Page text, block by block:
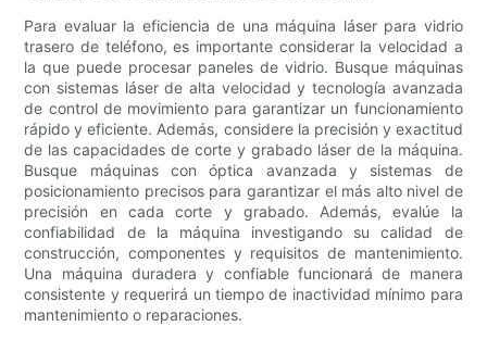
Para evaluar la eficiencia de una máquina láser para vidrio
trasero de teléfono, es importante considerar la velocidad a
la que puede procesar paneles de vidrio. Busque máquinas
con sistemas láser de alta velocidad y tecnología avanzada
de control de movimiento para garantizar un funcionamiento
rápido y eficiente. Además, considere la precisión y exactitud
de las capacidades de corte y grabado láser de la máquina.
Busque máquinas con óptica avanzada y sistemas de
posicionamiento precisos para garantizar el más alto nivel de
precisión en cada corte y grabado. Además, evalúe la
confiabilidad de la máquina investigando su calidad de
construcción, componentes y requisitos de mantenimiento.
Una máquina duradera y confiable funcionará de manera
consistente y requerirá un tiempo de inactividad mínimo para
mantenimiento o reparaciones.